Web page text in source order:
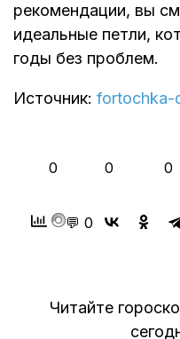
рекомендации, вы
идеальные петли,
годы без проблем.
Источник: fortochka-
0 0 0
💬 0
Читайте